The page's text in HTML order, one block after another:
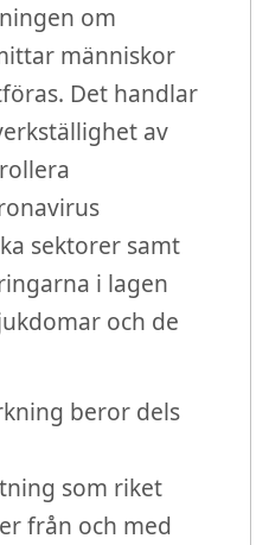
om
människor
Det handlar
av
sektorer samt
i lagen
och de
beror dels
som riket
från och med